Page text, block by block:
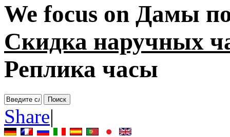
We focus on Дамы
Скидка наручных
Реплика часы
Share|